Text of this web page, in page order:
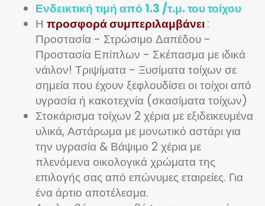
Ενδεικτική τιμή από 1.3 /τ.μ. του τοίχου
Η προσφορά συμπεριλαμβάνει:
Προστασία - Στρώσιμο Δαπέδου -
Προστασία Επίπλων - Σκέπασμα με ιδικά
νάιλον! Τριψίματα - Ξυσίματα τοίχων σε
σημεία που έχουν ξεφλουδίσει οι τοίχοι από
υγρασία ή κακοτεχνία (σκασίματα τοίχων)
Στοκάρισμα τοίχων 2 χέρια με εξιδεικευμένα
υλικά, Αστάρωμα με μονωτικό αστάρι για
την υγρασία & Βάψιμο 2 χέρια με
πλενόμενα οικολογικά χρώματα της
επιλογής σας από επώνυμες εταιρείες. Για
ένα άρτιο αποτέλεσμα.